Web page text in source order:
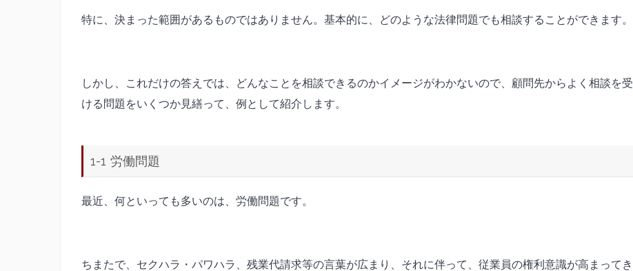
特に、決まった範囲があるものではありません。基本的に、どのような法律問題でも相談することができます。
しかし、これだけの答えでは、どんなことを相談できるのかイメージがわかないので、顧問先からよく相談を受
ける問題をいくつか見繕って、例として紹介します。
1-1 労働問題
最近、何といっても多いのは、労働問題です。
ちまたで、セクハラ・パワハラ、残業代請求等の言葉が広まり、それに伴って、従業員の権利意識が高まってき